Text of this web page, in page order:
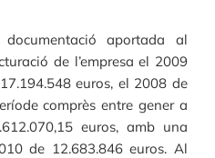
aportada al
de l’empresa el 2009
euros, el 2008 de
comprès entre gener a
euros, amb una
de 12.683.846 euros. Al